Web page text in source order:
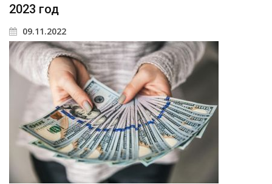
2023 год
09.11.2022